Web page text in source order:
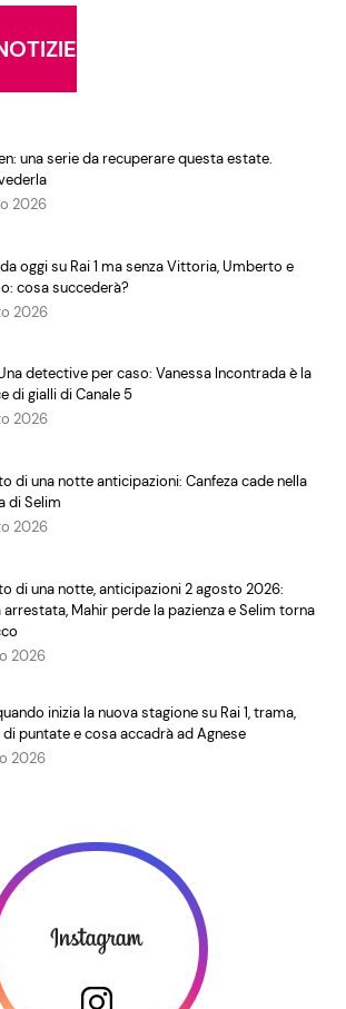
una serie da recuperare questa estate.
2026
oggi su Rai 1 ma senza Vittoria, Umberto e
cosa succederà?
2026
detective per caso: Vanessa Incontrada è la
di gialli di Canale 5
2026
di una notte anticipazioni: Canfeza cade nella
di Selim
2026
di una notte, anticipazioni 2 agosto 2026:
arrestata, Mahir perde la pazienza e Selim torna
2026
inizia la nuova stagione su Rai 1, trama,
puntate e cosa accadrà ad Agnese
2026